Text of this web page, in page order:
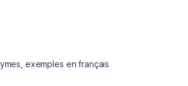
exemples en français